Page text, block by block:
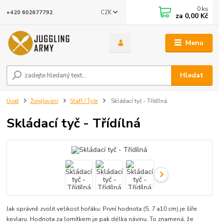
Menu
CZK
Hledat
+420 602677792 0 ks
za 0,00 Kč
Úvod Žonglování Staff / Tyče Skládací tyč - Třídílná
Skládací tyč - Třídílná
Jak správně zvolit velikost hořáku: První hodnota (5, 7 a10 cm) je šíře
kevlaru. Hodnota za lomítkem je pak délka návinu. To znamená, že